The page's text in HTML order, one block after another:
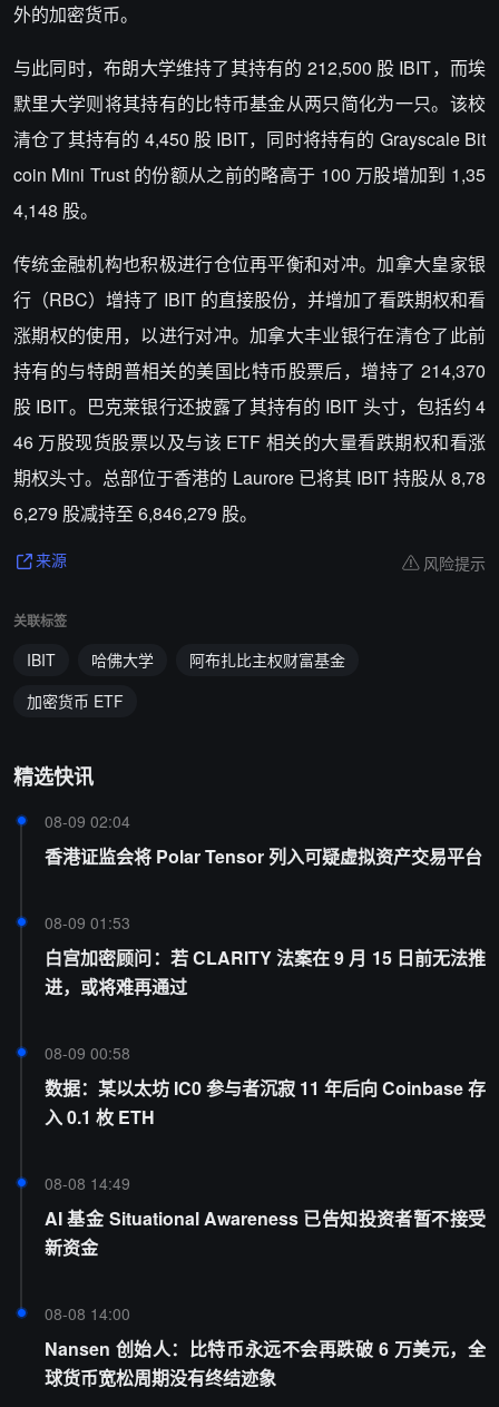
外的加密货币。
与此同时，布朗大学维持了其持有的 212,500 股 IBIT，而埃
默里大学则将其持有的比特币基金从两只简化为一只。该校
清仓了其持有的 4,450 股 IBIT，同时将持有的 Grayscale Bit
coin Mini Trust 的份额从之前的略高于 100 万股增加到 1,35
4,148 股。
传统金融机构也积极进行仓位再平衡和对冲。加拿大皇家银
行（RBC）增持了 IBIT 的直接股份，并增加了看跌期权和看
涨期权的使用，以进行对冲。加拿大丰业银行在清仓了此前
持有的与特朗普相关的美国比特币股票后，增持了 214,370
股 IBIT。巴克莱银行还披露了其持有的 IBIT 头寸，包括约 4
46 万股现货股票以及与该 ETF 相关的大量看跌期权和看涨
期权头寸。总部位于香港的 Laurore 已将其 IBIT 持股从 8,78
6,279 股减持至 6,846,279 股。
来源 风险提示
关联标签
IBIT 哈佛大学
阿布扎比主权财富基金
加密货币 ETF
精选快讯
08-09 02:04
香港证监会将 Polar Tensor 列入可疑虚拟资产交易平台
08-09 01:53
白宫加密顾问：若 CLARITY 法案在 9 月 15 日前无法推
进，或将难再通过
08-09 00:58
数据：某以太坊 IC0 参与者沉寂 11 年后向 Coinbase 存
入 0.1 枚 ETH
08-08 14:49
AI 基金 Situational Awareness 已告知投资者暂不接受
新资金
08-08 14:00
Nansen 创始人：比特币永远不会再跌破 6 万美元，全
球货币宽松周期没有终结迹象